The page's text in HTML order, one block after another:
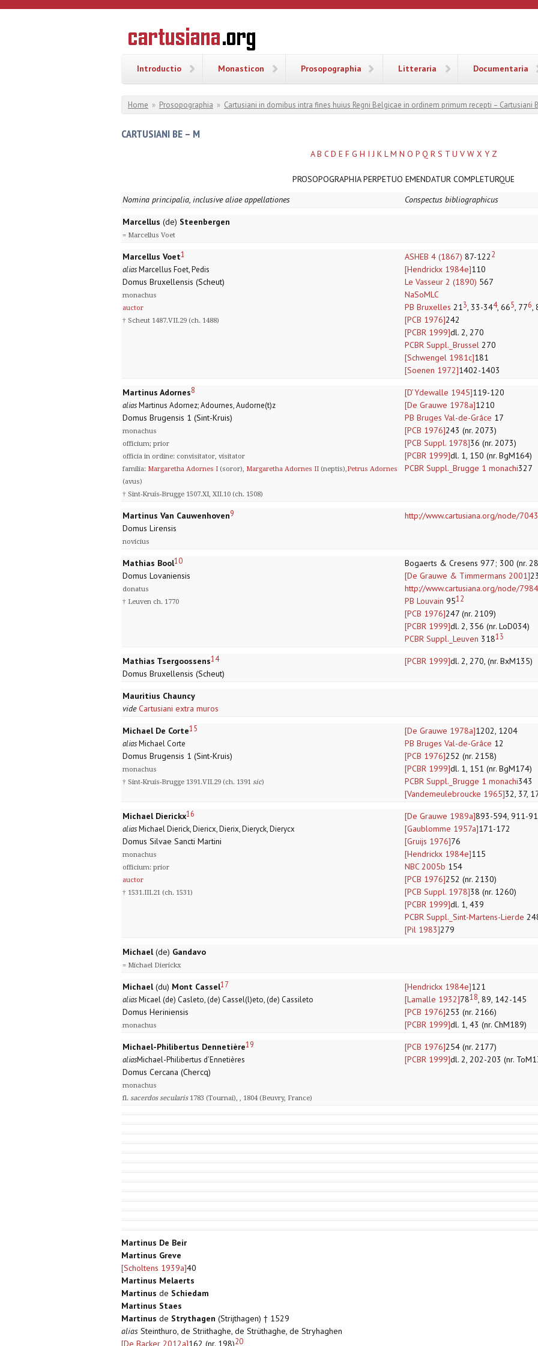
Overslaan en naar de inhoud gaan
CARTUSIANA
Geschiedenis
van de
Introductio Monasticon Prosopographia Litteraria Documentaria
U bent hier
Home » Prosopographia » Cartusiani in domibus intra fines huius Regni Belgicae in ordinem primum recepti – Cartusiani
CARTUSIANI BE – M
A B C D E F G H I J K L M N O P Q R S T U V W X Y Z
PROSOPOGRAPHIA PERPETUO EMENDATUR COMPLETURQUE
Nomina principalia, inclusive aliae appellationes
Conspectus bibliographicus
Marcellus (de) Steenbergen
= Marcellus Voet
Marcellus Voet1
aliasMarcellus Foet, Pedis
Domus Bruxellensis (Scheut)
monachus
auctor
† Scheut 1487.VII.29 (ch. 1488)
ASHEB 4 (1867) 87-1222
[Hendrickx 1984e]110
Le Vasseur 2 (1890) 567
NaSoMLC
PB Bruxelles 213, 33-344, 665, 776,
[PCB 1976]242
[PCBR 1999]dl. 2, 270
PCBR Suppl._Brussel 270
[Schwengel 1981c]181
[Soenen 1972]1402-1403
Martinus Adornes8
aliasMartinus Adornez; Adournes, Audorne(t)z
Domus Brugensis 1 (Sint-Kruis)
monachus
officium; prior
officia in ordine: convisitator, visitator
familia: Margaretha Adornes I (soror), Margaretha Adornes II (neptis),Petrus Adornes
(avus)
† Sint-Kruis-Brugge 1507.XI, XII.10 (ch. 1508)
[D’Ydewalle 1945]119-120
[De Grauwe 1978a]1210
PB Bruges Val-de-Grâce 17
[PCB 1976]243 (nr. 2073)
[PCB Suppl. 1978]36 (nr. 2073)
[PCBR 1999]dl. 1, 150 (nr. BgM164)
PCBR Suppl._Brugge 1 monachi327
Martinus Van Cauwenhoven9
Domus Lirensis
novicius
http://www.cartusiana.org/node/7043
Mathias Bool10
Domus Lovaniensis
donatus
† Leuven ch. 1770
Bogaerts & Cresens 977; 300 (nr.
[De Grauwe & Timmermans 2001]
http://www.cartusiana.org/node/7984
PB Louvain 9512
[PCB 1976]247 (nr. 2109)
[PCBR 1999]dl. 2, 356 (nr. LoD034)
PCBR Suppl._Leuven 31813
Mathias Tsergoossens14
Domus Bruxellensis (Scheut)
[PCBR 1999]dl. 2, 270, (nr. BxM135)
Mauritius Chauncy
vide Cartusiani extra muros
Michael De Corte15
aliasMichael Corte
Domus Brugensis 1 (Sint-Kruis)
monachus
† Sint-Kruis-Brugge 1391.VII.29 (ch. 1391 sic)
[De Grauwe 1978a]1202, 1204
PB Bruges Val-de-Grâce 12
[PCB 1976]252 (nr. 2158)
[PCBR 1999]dl. 1, 151 (nr. BgM174)
PCBR Suppl._Brugge 1 monachi343
[Vandemeulebroucke 1965]32, 37,
Michael Dierickx16
aliasMichael Dierick, Diericx, Dierix, Dieryck, Dierycx
Domus Silvae Sancti Martini
monachus
officium: prior
auctor
† 1531.III.21 (ch. 1531)
[De Grauwe 1989a]893-594, 911-
[Gaublomme 1957a]171-172
[Gruijs 1976]76
[Hendrickx 1984e]115
NBC 2005b 154
[PCB 1976]252 (nr. 2130)
[PCB Suppl. 1978]38 (nr. 1260)
[PCBR 1999]dl. 1, 439
PCBR Suppl._Sint-Martens-Lierde
[Pil 1983]279
Michael(de) Gandavo
= Michael Dierickx
Michael(du) Mont Cassel17
aliasMicael (de) Casleto, (de) Cassel(l)eto, (de) Cassileto
Domus Heriniensis
monachus
[Hendrickx 1984e]121
[Lamalle 1932]7818, 89, 142-145
[PCB 1976]253 (nr. 2166)
[PCBR 1999]dl. 1, 43 (nr. ChM189)
Michael-Philibertus Dennetière19
aliasMichael-Philibertus d’Ennetières
Domus Cercana (Chercq)
monachus
fl. sacerdos secularis1783 (Tournai), , 1804 (Beuvry, France)
[PCB 1976]254 (nr. 2177)
[PCBR 1999]dl. 2, 202-203 (nr.
Martinus De Beir
Martinus Greve
[Scholtens 1939a]40
Martinus Melaerts
Martinus de Schiedam
Martinus Staes
Martinus de Strythagen (Strijthagen) † 1529
alias Steinthuro, de Striithaghe, de Strüthaghe, de Stryhaghen
[De Backer 2012a]162 (nr. 198)20